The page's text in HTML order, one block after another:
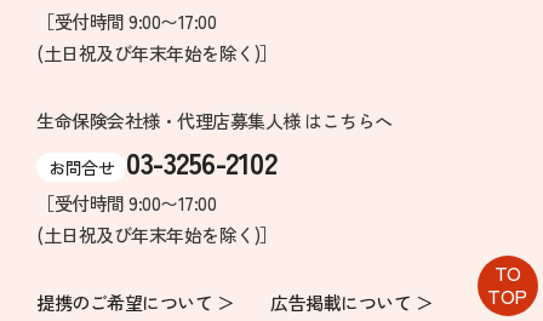
TO
TOP
［受付時間 9:00〜17:00
(土日祝及び年末年始を除く)］
生命保険会社様・代理店募集人様 はこちらへ
お問合せ 03-3256-2102
［受付時間 9:00〜17:00
(土日祝及び年末年始を除く)］
提携のご希望について ＞ 広告掲載について ＞